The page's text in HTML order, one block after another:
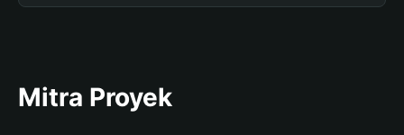
Mitra Proyek